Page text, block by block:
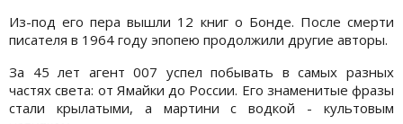
Из-под его пера вышли 12 книг о Бонде. После смерти
писателя в 1964 году эпопею продолжили другие авторы.
За 45 лет агент 007 успел побывать в самых разных
частях света: от Ямайки до России. Его знаменитые фразы
стали крылатыми, а мартини с водкой - культовым